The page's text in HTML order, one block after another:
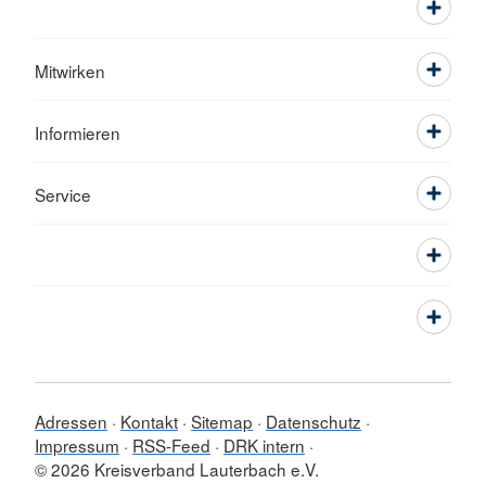
Mitwirken
Informieren
Service
Adressen Kontakt Sitemap
Datenschutz
Impressum
RSS-Feed
DRK intern
© 2026 Kreisverband Lauterbach e.V.